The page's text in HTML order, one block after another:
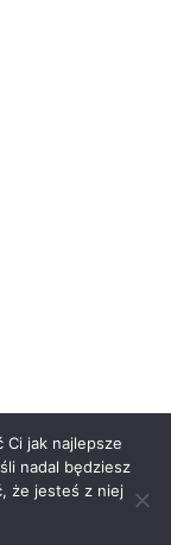
Ci jak najlepsze
nadal będziesz
że jesteś z niej